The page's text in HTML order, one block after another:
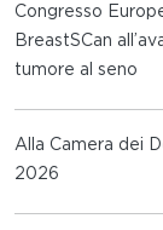
Congresso
BreastSCan
tumore al seno
Alla Camera dei
2026